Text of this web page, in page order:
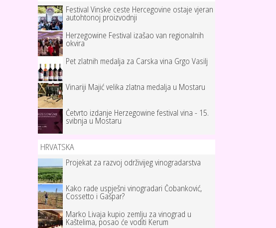
Festival Vinske ceste Hercegovine ostaje vjeran
autohtonoj proizvodnji
Herzegowine Festival izašao van regionalnih
okvira
Pet zlatnih medalja za Carska vina Grgo Vasilj
Vinariji Majić velika zlatna medalja u Mostaru
Četvrto izdanje Herzegowine festival vina - 15.
svibnja u Mostaru
HRVATSKA
Projekat za razvoj održivijeg vinogradarstva
Kako rade uspješni vinogradari Čobanković,
Cossetto i Gašpar?
Marko Livaja kupio zemlju za vinograd u
Kaštelima, posao će voditi Kerum